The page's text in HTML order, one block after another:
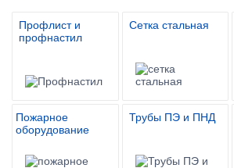
Профлист и
профнастил
Сетка стальная
Пожарное
оборудование
Трубы ПЭ и ПНД